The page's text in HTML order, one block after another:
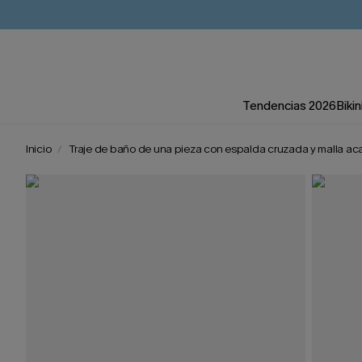
Tendencias 2026
Inicio Traje de baño de una pieza con espalda cruzada y malla